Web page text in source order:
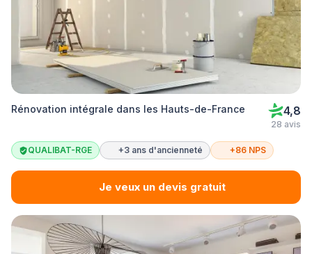
Rénovation intégrale dans les Hauts-de-France 4,8
28 avis
QUALIBAT-RGE +3 ans d'ancienneté +86 NPS
Je veux un devis gratuit